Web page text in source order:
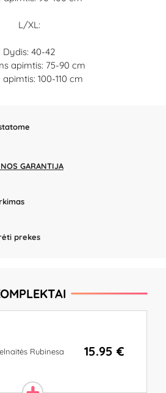
L/XL:
Dydis: 40-42
apimtis: 75-90 cm
100-110 cm
GARANTIJA
prekes
Rubinesa 15.95 €